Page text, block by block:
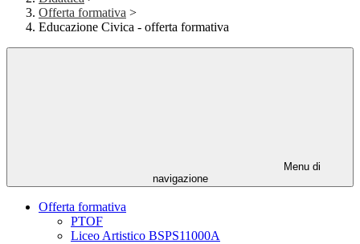
Offerta formativa >
Educazione Civica - offerta formativa
Menu di
navigazione
Offerta formativa
PTOF
Liceo Artistico BSPS11000A